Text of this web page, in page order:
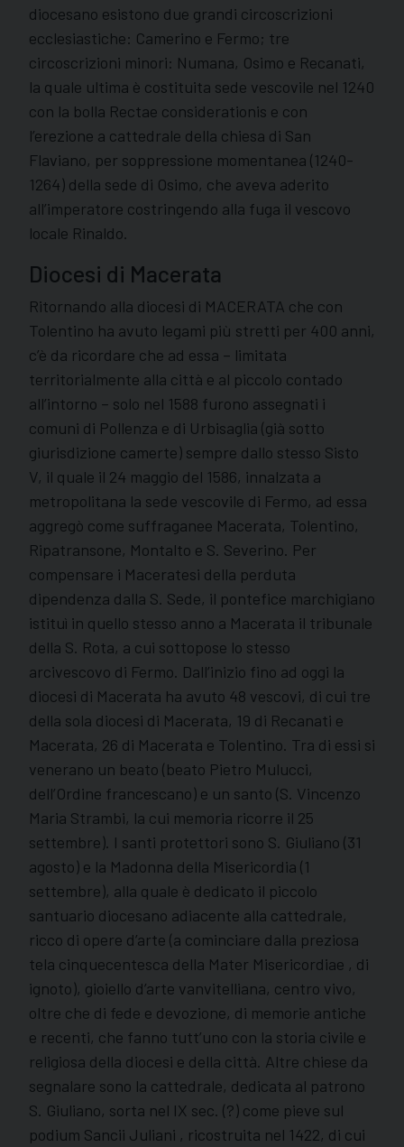
diocesano esistono due grandi circoscrizioni
ecclesiastiche: Camerino e Fermo; tre
circoscrizioni minori: Numana, Osimo e Recanati,
la quale ultima è costituita sede vescovile nel 1240
con la bolla Rectae considerationis e con
l’erezione a cattedrale della chiesa di San
Flaviano, per soppressione momentanea (1240-
1264) della sede di Osimo, che aveva aderito
all’imperatore costringendo alla fuga il vescovo
locale Rinaldo.
Diocesi di Macerata
Ritornando alla diocesi di MACERATA che con
Tolentino ha avuto legami più stretti per 400 anni,
c’è da ricordare che ad essa – limitata
territorialmente alla città e al piccolo contado
all’intorno – solo nel 1588 furono assegnati i
comuni di Pollenza e di Urbisaglia (già sotto
giurisdizione camerte) sempre dallo stesso Sisto
V, il quale il 24 maggio del 1586, innalzata a
metropolitana la sede vescovile di Fermo, ad essa
aggregò come suffraganee Macerata, Tolentino,
Ripatransone, Montalto e S. Severino. Per
compensare i Maceratesi della perduta
dipendenza dalla S. Sede, il pontefice marchigiano
istituì in quello stesso anno a Macerata il tribunale
della S. Rota, a cui sottopose lo stesso
arcivescovo di Fermo. Dall’inizio fino ad oggi la
diocesi di Macerata ha avuto 48 vescovi, di cui tre
della sola diocesi di Macerata, 19 di Recanati e
Macerata, 26 di Macerata e Tolentino. Tra di essi si
venerano un beato (beato Pietro Mulucci,
dell’Ordine francescano) e un santo (S. Vincenzo
Maria Strambi, la cui memoria ricorre il 25
settembre). I santi protettori sono S. Giuliano (31
agosto) e la Madonna della Misericordia (1
settembre), alla quale è dedicato il piccolo
santuario diocesano adiacente alla cattedrale,
ricco di opere d’arte (a cominciare dalla preziosa
tela cinquecentesca della Mater Misericordiae , di
ignoto), gioiello d’arte vanvitelliana, centro vivo,
oltre che di fede e devozione, di memorie antiche
e recenti, che fanno tutt’uno con la storia civile e
religiosa della diocesi e della città. Altre chiese da
segnalare sono la cattedrale, dedicata al patrono
S. Giuliano, sorta nel IX sec. (?) come pieve sul
podium Sancii Juliani , ricostruita nel 1422, di cui